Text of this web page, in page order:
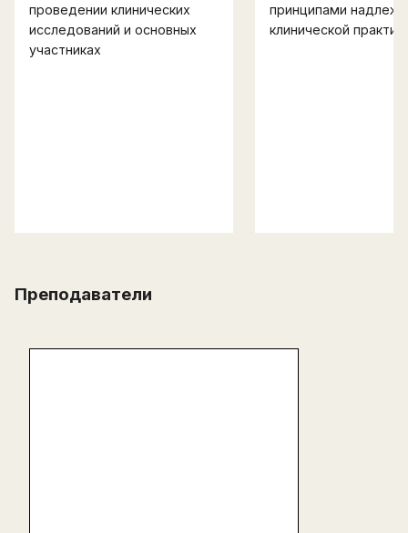
проведении клинических
исследований и основных
участниках
принципами
клинической
Преподаватели